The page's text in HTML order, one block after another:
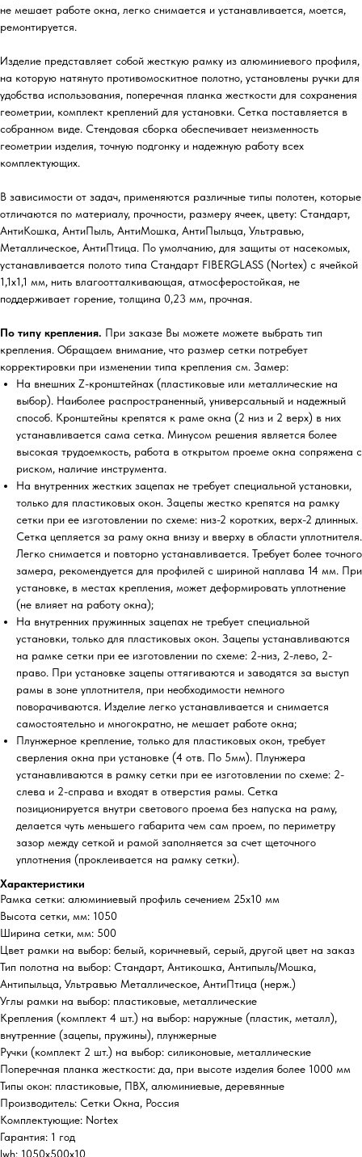
не мешает работе окна, легко снимается и устанавливается, моется,
ремонтируется.
Изделие представляет собой жесткую рамку из алюминиевого профиля,
на которую натянуто противомоскитное полотно, установлены ручки для
удобства использования, поперечная планка жесткости для сохранения
геометрии, комплект креплений для установки. Сетка поставляется в
собранном виде. Стендовая сборка обеспечивает неизменность
геометрии изделия, точную подгонку и надежную работу всех
комплектующих.
В зависимости от задач, применяются различные типы полотен, которые
отличаются по материалу, прочности, размеру ячеек, цвету: Стандарт,
АнтиКошка, АнтиПыль, АнтиМошка, АнтиПыльца, Ультравью,
Металлическое, АнтиПтица. По умолчанию, для защиты от насекомых,
устанавливается полото типа Стандарт FIBERGLASS (Nortex) с ячейкой
1,1х1,1 мм, нить влагоотталкивающая, атмосферостойкая, не
поддерживает горение, толщина 0,23 мм, прочная.
По типу крепления. При заказе Вы можете можете выбрать тип
крепления. Обращаем внимание, что размер сетки потребует
корректировки при изменении типа крепления см. Замер:
На внешних Z-кронштейнах (пластиковые или металлические на
выбор). Наиболее распространенный, универсальный и надежный
способ. Кронштейны крепятся к раме окна (2 низ и 2 верх) в них
устанавливается сама сетка. Минусом решения является более
высокая трудоемкость, работа в открытом проеме окна сопряжена с
риском, наличие инструмента.
На внутренних жестких зацепах не требует специальной установки,
только для пластиковых окон. Зацепы жестко крепятся на рамку
сетки при ее изготовлении по схеме: низ-2 коротких, верх-2 длинных.
Сетка цепляется за раму окна внизу и вверху в области уплотнителя.
Легко снимается и повторно устанавливается. Требует более точного
замера, рекомендуется для профилей с шириной наплава 14 мм. При
установке, в местах крепления, может деформировать уплотнение
(не влияет на работу окна);
На внутренних пружинных зацепах не требует специальной
установки, только для пластиковых окон. Зацепы устанавливаются
на рамке сетки при ее изготовлении по схеме: 2-низ, 2-лево, 2-
право. При установке зацепы оттягиваются и заводятся за выступ
рамы в зоне уплотнителя, при необходимости немного
поворачиваются. Изделие легко устанавливается и снимается
самостоятельно и многократно, не мешает работе окна;
Плунжерное крепление, только для пластиковых окон, требует
сверления окна при установке (4 отв. По 5мм). Плунжера
устанавливаются в рамку сетки при ее изготовлении по схеме: 2-
слева и 2-справа и входят в отверстия рамы. Сетка
позиционируется внутри светового проема без напуска на раму,
делается чуть меньшего габарита чем сам проем, по периметру
зазор между сеткой и рамой заполняется за счет щеточного
уплотнения (проклеивается на рамку сетки).
Характеристики
Рамка сетки: алюминиевый профиль сечением 25х10 мм
Высота сетки, мм: 1050
Ширина сетки, мм: 500
Цвет рамки на выбор: белый, коричневый, серый, другой цвет на заказ
Тип полотна на выбор: Стандарт, Антикошка, Антипыль/Мошка,
Антипыльца, Ультравью Металлическое, АнтиПтица (нерж.)
Углы рамки на выбор: пластиковые, металлические
Крепления (комплект 4 шт.) на выбор: наружные (пластик, металл),
внутренние (зацепы, пружины), плунжерные
Ручки (комплект 2 шт.) на выбор: силиконовые, металлические
Поперечная планка жесткости: да, при высоте изделия более 1000 мм
Типы окон: пластиковые, ПВХ, алюминиевые, деревянные
Производитель: Сетки Окна, Россия
Комплектующие: Nortex
Гарантия: 1 год
lwh: 1050x500x10